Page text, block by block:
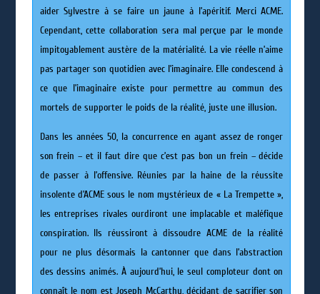
aider Sylvestre à se faire un jaune à l’apéritif. Merci ACME.
Cependant, cette collaboration sera mal perçue par le monde
impitoyablement austère de la matérialité. La vie réelle n’aime
pas partager son quotidien avec l’imaginaire. Elle condescend à
ce que l’imaginaire existe pour permettre au commun des
mortels de supporter le poids de la réalité, juste une illusion.
Dans les années 50, la concurrence en ayant assez de ronger
son frein – et il faut dire que c’est pas bon un frein – décide
de passer à l’offensive. Réunies par la haine de la réussite
insolente d’ACME sous le nom mystérieux de « La Trempette »,
les entreprises rivales ourdiront une implacable et maléfique
conspiration. Ils réussiront à dissoudre ACME de la réalité
pour ne plus désormais la cantonner que dans l’abstraction
des dessins animés. À aujourd’hui, le seul comploteur dont on
connaît le nom est Joseph McCarthy, décidant de sacrifier son